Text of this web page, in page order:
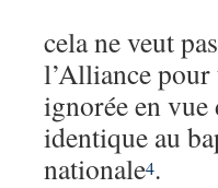
cela ne veut
l’Alliance pour
ignorée en
identique au
nationale4.